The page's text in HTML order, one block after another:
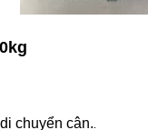
chuyển cân..